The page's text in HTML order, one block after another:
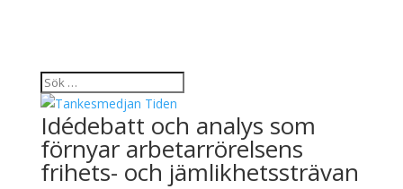
Idédebatt och analys som
förnyar arbetarrörelsens
frihets- och jämlikhetssträvan